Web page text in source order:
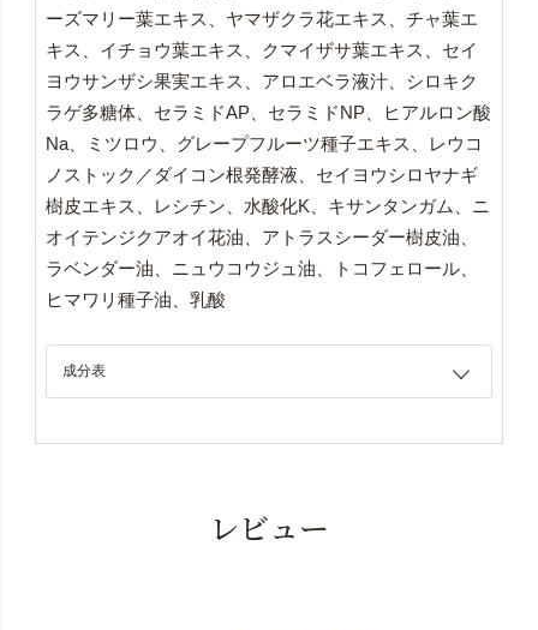
ーズマリー葉エキス、ヤマザクラ花エキス、チャ葉エ
キス、イチョウ葉エキス、クマイザサ葉エキス、セイ
ヨウサンザシ果実エキス、アロエベラ液汁、シロキク
ラゲ多糖体、セラミドAP、セラミドNP、ヒアルロン酸
Na、ミツロウ、グレープフルーツ種子エキス、レウコ
ノストック／ダイコン根発酵液、セイヨウシロヤナギ
樹皮エキス、レシチン、水酸化K、キサンタンガム、ニ
オイテンジクアオイ花油、アトラスシーダー樹皮油、
ラベンダー油、ニュウコウジュ油、トコフェロール、
ヒマワリ種子油、乳酸
成分表
レビュー